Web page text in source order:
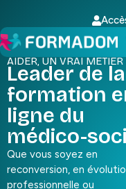
AIDER, UN VRAI MÉTIER
Leader de la
formation
ligne du
médico-
Que vous soyez en
reconversion, en
professionnelle ou